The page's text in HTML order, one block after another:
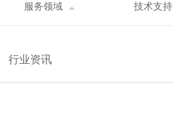
服务领域 技术支持
片上高熔点焊料与层压基板上低熔点焊料
行业资讯